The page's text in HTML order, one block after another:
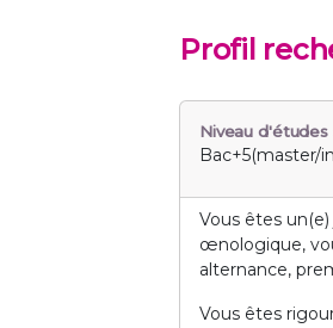
Profil
Niveau d'études
Bac+5(master/
Vous êtes
œnologique,
alternance,
Vous êtes